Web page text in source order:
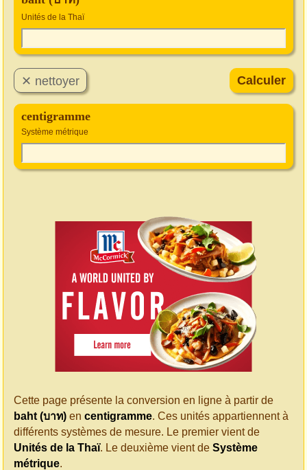
Unités de la Thaï
centigramme
Système métrique
Cette page présente la conversion en ligne à partir de
baht (บาท) en centigramme. Ces unités appartiennent à
différents systèmes de mesure. Le premier vient de
Unités de la Thaï. Le deuxième vient de Système
métrique.